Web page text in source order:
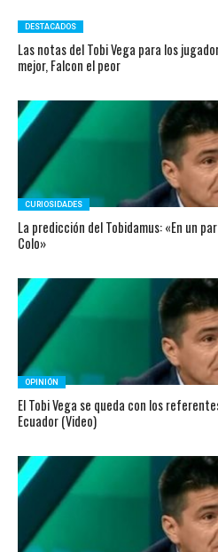
DESTACADOS
Las notas del Tobi Vega para los
mejor, Falcon el peor
CURIOSIDADES
La predicción del Tobidamus: «En un
Colo»
OPINIÓN
El Tobi Vega se queda con los
Ecuador (Video)